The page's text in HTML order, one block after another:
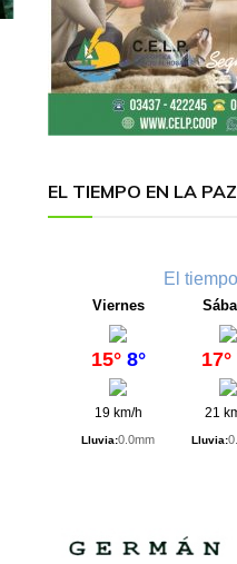
EL TIEMPO EN LA PAZ
El
Viernes
15° 8°
19 km/h
Lluvia:0.0mm
17°
21
Lluvia: